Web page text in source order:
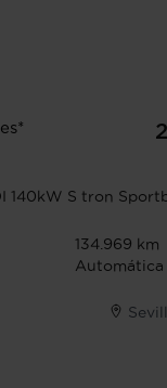
140kW S tron
134.969 km
Automática